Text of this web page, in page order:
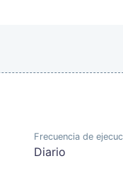
Frecuencia de
Diario